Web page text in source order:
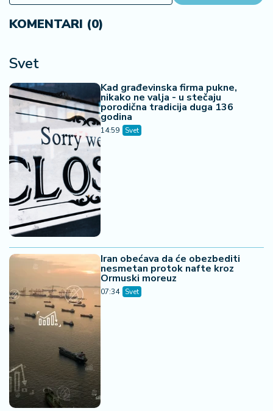
KOMENTARI (0)
Svet
Kad građevinska firma pukne,
nikako ne valja - u stečaju
porodična tradicija duga 136
godina
14:59 Svet
Iran obećava da će obezbediti
nesmetan protok nafte kroz
Ormuski moreuz
07:34 Svet